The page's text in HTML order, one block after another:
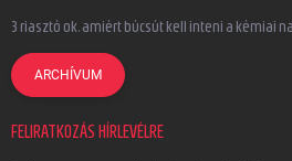
3 riasztó ok, amiért búcsút kell inteni a kémiai
ARCHÍVUM
FELIRATKOZÁS HÍRLEVÉLRE